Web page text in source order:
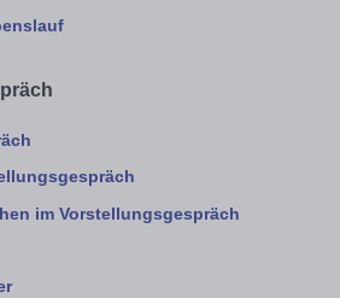
im Vorstellungsgespräch